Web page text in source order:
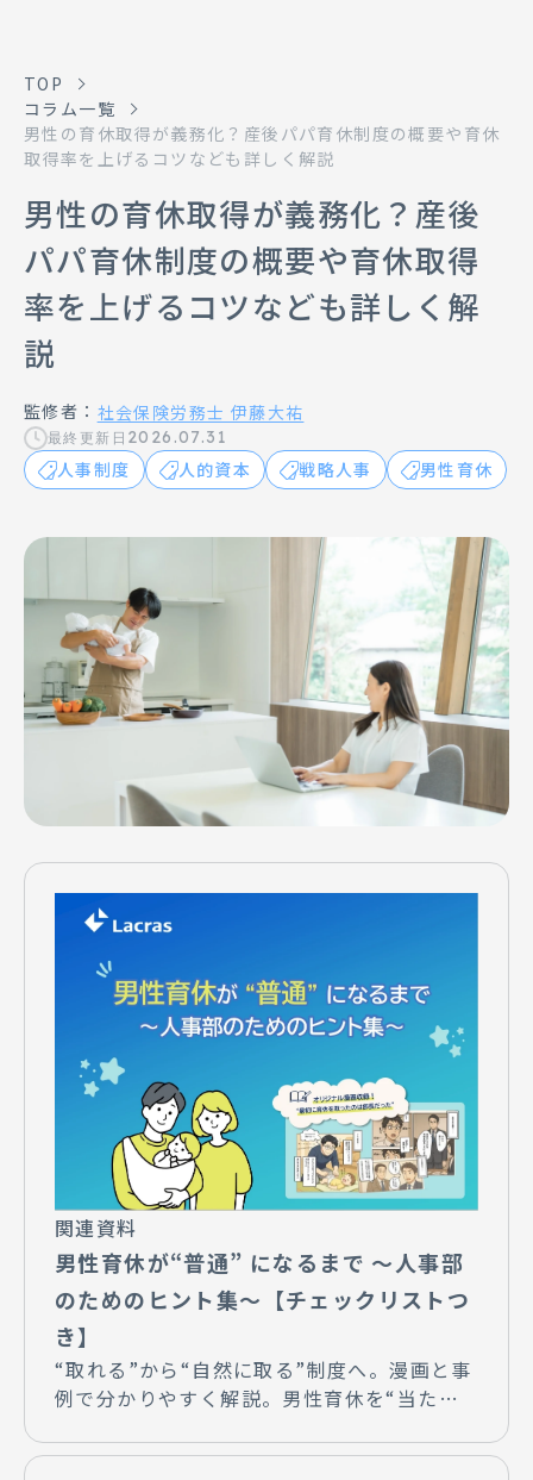
TOP
コラム一覧
男性の育休取得が義務化？産後パパ育休制度の概要や育休
取得率を上げるコツなども詳しく解説
男性の育休取得が義務化？産後
パパ育休制度の概要や育休取得
率を上げるコツなども詳しく解
説
監修者： 社会保険労務士 伊藤大祐
最終更新日 2026.07.31
人事制度 人的資本 戦略人事 男性育休
関連資料
男性育休が“普通” になるまで ～人事部
のためのヒント集～【チェックリストつ
き】
“取れる”から“自然に取る”制度へ。漫画と事
例で分かりやすく解説。男性育休を“当たり